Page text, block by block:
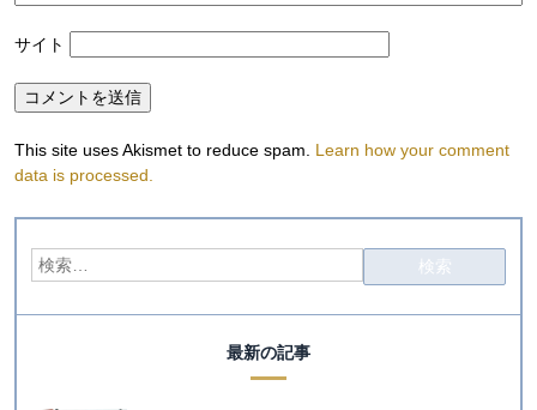
サイト
This site uses Akismet to reduce spam. Learn how your comment
data is processed.
最新の記事